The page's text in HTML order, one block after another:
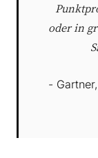
oder in
-